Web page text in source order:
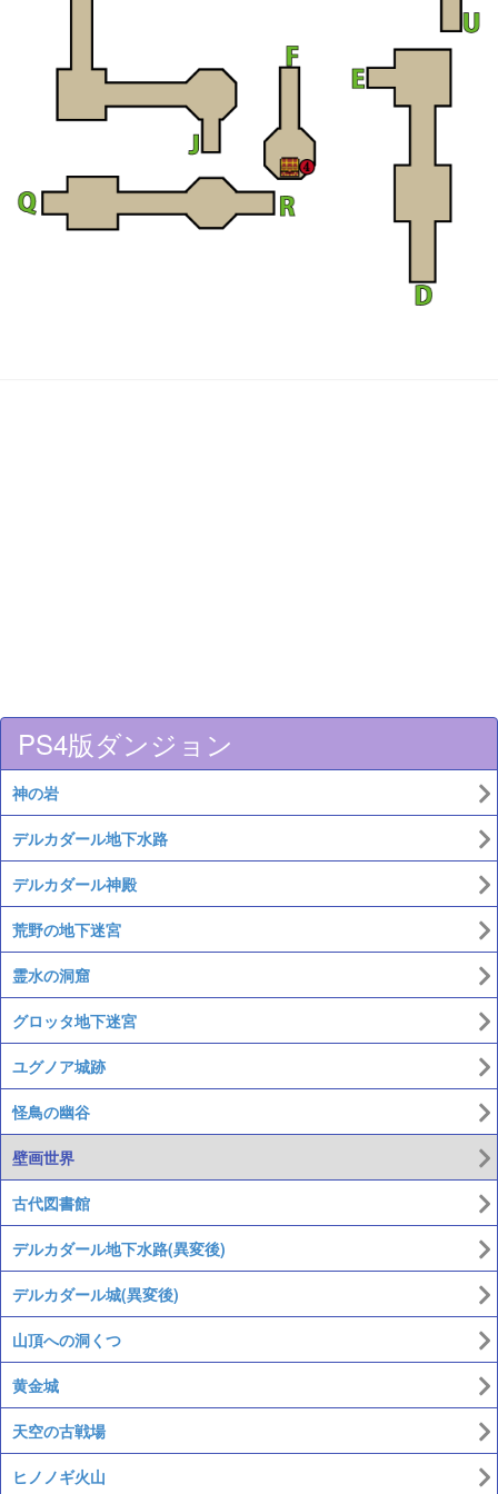
PS4版ダンジョン
神の岩
デルカダール地下水路
デルカダール神殿
荒野の地下迷宮
霊水の洞窟
グロッタ地下迷宮
ユグノア城跡
怪鳥の幽谷
壁画世界
古代図書館
デルカダール地下水路(異変後)
デルカダール城(異変後)
山頂への洞くつ
黄金城
天空の古戦場
ヒノノギ火山